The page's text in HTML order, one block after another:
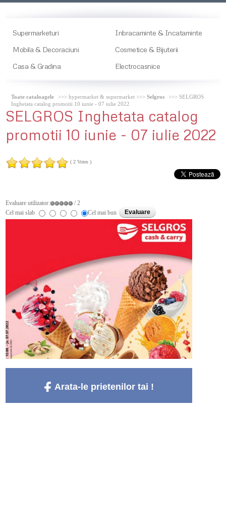
Supermarketuri
Inbracaminte & Incataminte
Mobila & Decoraciuni
Cosmetice & Bijuterii
Casa & Gradina
Electrocasnice
Toate cataloagele >>> hypermarket & supermarket >>>Selgros
>>> SELGROS
Inghetata catalog promotii 10 iunie - 07 iulie 2022
SELGROS Inghetata catalog
promotii 10 iunie - 07 iulie 2022
( 2 Votes )
Evaluare utilizator:
/ 2
Cel mai slab
Cel mai bun
Arata-le prietenilor tai !